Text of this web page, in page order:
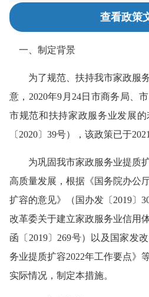
查看政策
一、制定背景
为了规范、扶持我市家政服务
意，2020年9月24日市商务局、
市规范和扶持家政服务业发展
〔2020〕39号），该政策已于
为巩固我市家政服务业提质扩
高质量发展，根据《国务院办公
扩容的意见》（国办发〔2019〕
改革委关于建立家政服务业信用
函〔2019〕269号）以及国家发
务业提质扩容2022年工作要点》
实际情况，制定本措施。